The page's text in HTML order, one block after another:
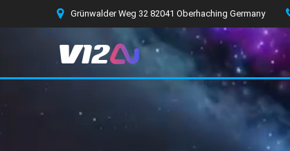
Grünwalder Weg 32 82041 Oberhaching Germany